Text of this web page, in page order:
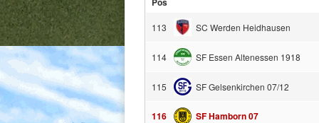
113 SC Werden Heidhausen
114 SF Essen Altenessen 1918
115 SF Gelsenkirchen 07/12
116 SF Hamborn 07